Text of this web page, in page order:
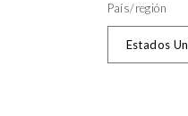
País/región